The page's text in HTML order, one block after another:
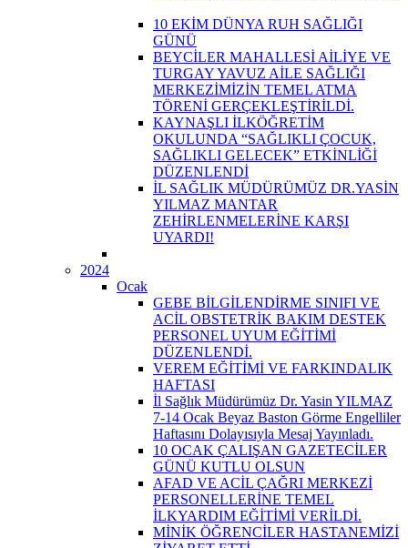
10 EKİM DÜNYA RUH SAĞLIĞI
GÜNÜ
BEYCİLER MAHALLESİ AİLİYE VE
TURGAY YAVUZ AİLE SAĞLIĞI
MERKEZİMİZİN TEMEL ATMA
TÖRENİ GERÇEKLEŞTİRİLDİ.
KAYNAŞLI İLKÖĞRETİM
OKULUNDA “SAĞLIKLI ÇOCUK,
SAĞLIKLI GELECEK” ETKİNLİĞİ
DÜZENLENDİ
İL SAĞLIK MÜDÜRÜMÜZ DR.YASİN
YILMAZ MANTAR
ZEHİRLENMELERİNE KARŞI
UYARDI!
2024
Ocak
GEBE BİLGİLENDİRME SINIFI VE
ACİL OBSTETRİK BAKIM DESTEK
PERSONEL UYUM EĞİTİMİ
DÜZENLENDİ.
VEREM EĞİTİMİ VE FARKINDALIK
HAFTASI
İl Sağlık Müdürümüz Dr. Yasin YILMAZ
7-14 Ocak Beyaz Baston Görme Engelliler
Haftasını Dolayısıyla Mesaj Yayınladı.
10 OCAK ÇALIŞAN GAZETECİLER
GÜNÜ KUTLU OLSUN
AFAD VE ACİL ÇAĞRI MERKEZİ
PERSONELLERİNE TEMEL
İLKYARDIM EĞİTİMİ VERİLDİ.
MİNİK ÖĞRENCİLER HASTANEMİZİ